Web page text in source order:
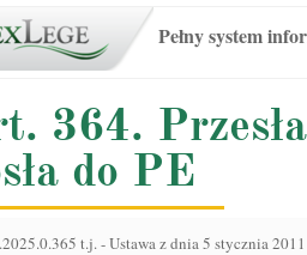
Pełny system
364.
do PE
t.j.-Ustawa z dnia 5 stycznia